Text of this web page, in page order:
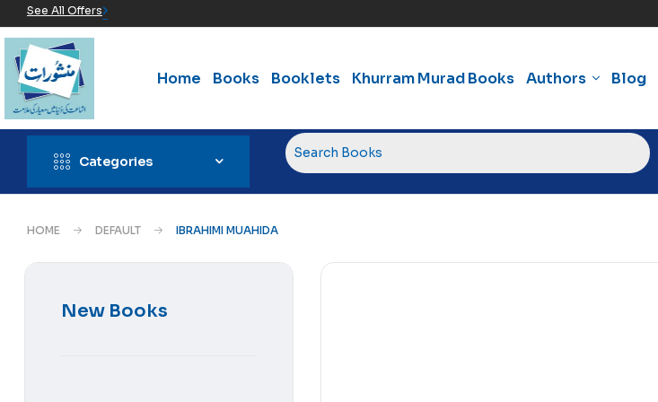
See All Offers
Home Books Booklets Khurram Murad Books Authors Blog
Categories
HOME DEFAULT IBRAHIMI MUAHIDA
New Books